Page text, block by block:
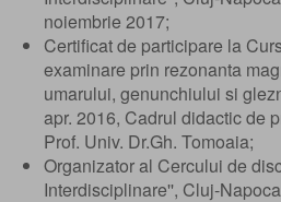
noiembrie 2017;
Certificat de participare la
examinare prin rezonanta
umarului, genunchiului si
apr. 2016, Cadrul didactic de
Prof. Univ. Dr.Gh. Tomoaia;
Organizator al Cercului de
Interdisciplinare'', Cluj-